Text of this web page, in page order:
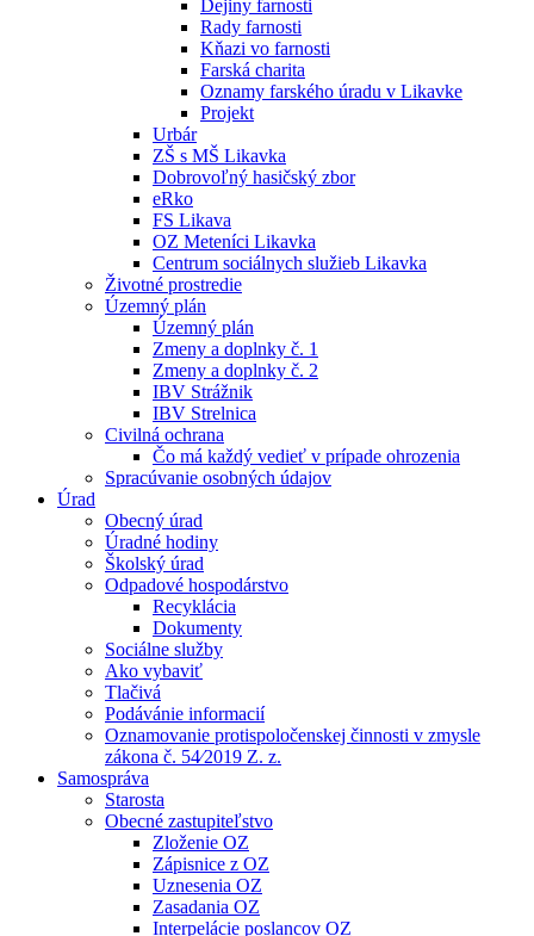
Dejiny farnosti
Rady farnosti
Kňazi vo farnosti
Farská charita
Oznamy farského úradu v Likavke
Projekt
Urbár
ZŠ s MŠ Likavka
Dobrovoľný hasičský zbor
eRko
FS Likava
OZ Meteníci Likavka
Centrum sociálnych služieb Likavka
Životné prostredie
Územný plán
Územný plán
Zmeny a doplnky č. 1
Zmeny a doplnky č. 2
IBV Strážnik
IBV Strelnica
Civilná ochrana
Čo má každý vedieť v prípade ohrozenia
Spracúvanie osobných údajov
Úrad
Obecný úrad
Úradné hodiny
Školský úrad
Odpadové hospodárstvo
Recyklácia
Dokumenty
Sociálne služby
Ako vybaviť
Tlačivá
Podávánie informacií
Oznamovanie protispoločenskej činnosti v zmysle
zákona č. 54⁄2019 Z. z.
Samospráva
Starosta
Obecné zastupiteľstvo
Zloženie OZ
Zápisnice z OZ
Uznesenia OZ
Zasadania OZ
Interpelácie poslancov OZ